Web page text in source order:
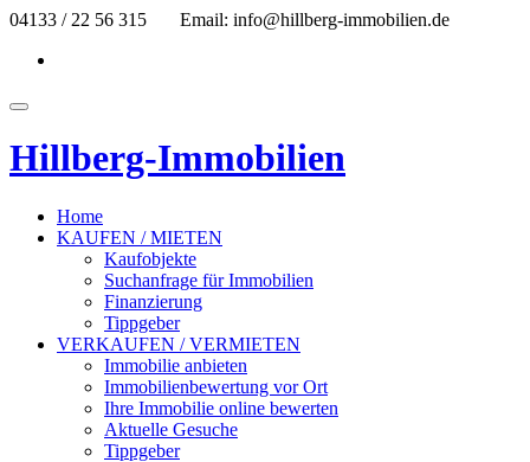
Skip
content
04133 / 22 56 315 Email: info@hillberg-immobilien.de
Toggle
Hillberg-Immobilien
Home
KAUFEN / MIETEN
Kaufobjekte
Suchanfrage für Immobilien
Finanzierung
Tippgeber
VERKAUFEN / VERMIETEN
Immobilie anbieten
Immobilienbewertung vor Ort
Ihre Immobilie online bewerten
Aktuelle Gesuche
Tippgeber